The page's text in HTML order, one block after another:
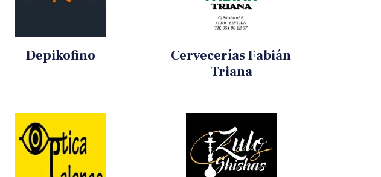
Depikofino
Cervecerías Fabián
Triana